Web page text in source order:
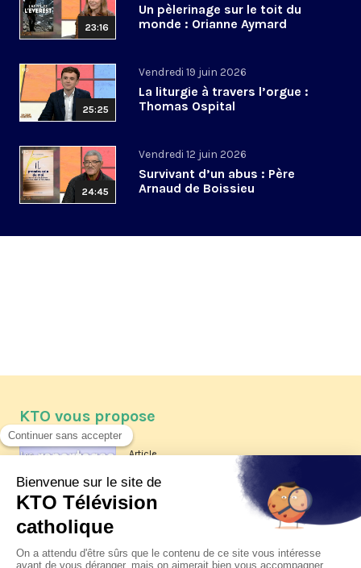
23:16
Un pèlerinage sur le toit du
monde : Orianne Aymard
25:25
Vendredi 19 juin 2026
La liturgie à travers l’orgue :
Thomas Ospital
24:45
Vendredi 12 juin 2026
Survivant d’un abus : Père
Arnaud de Boissieu
KTO vous propose
Article
Les reportages d'été 2026 de KTO
La visite pastorale du pape Léon
XIV à Assise à suivre sur KTO le